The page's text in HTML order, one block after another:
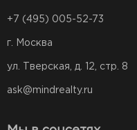
+7 (495) 005-52-73
г. Москва
ул. Тверская, д. 12, стр. 8
ask@mindrealty.ru